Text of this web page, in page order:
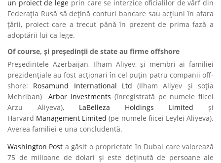
un proiect de lege prin care se interzice oficialilor de vârf din
Federația Rusă să dețină conturi bancare sau acțiuni în afara
țării, proiect care a trecut până în prezent de prima fază a
adoptării lui ca lege.
Of course, și președinții de state au firme offshore
Președintele Azerbaijan, Ilham Aliyev, și membri ai familiei
prezidențiale au fost acționari în cel puțin patru companii off-
shore: Rosamund International Ltd (Ilham Aliyev și soția
Mehriban)Arbor Investments (înregistrată pe numele fiicei
Arzu Aliyeva), LaBelleza Holdings Limited și
Harvard Management Limited (pe numele fiicei Leylei Aliyeva).
Averea familiei e una concludentă.
Washington Post a găsit o proprietate în Dubai care valorează
75 de milioane de dolari și este deținută de persoane ale